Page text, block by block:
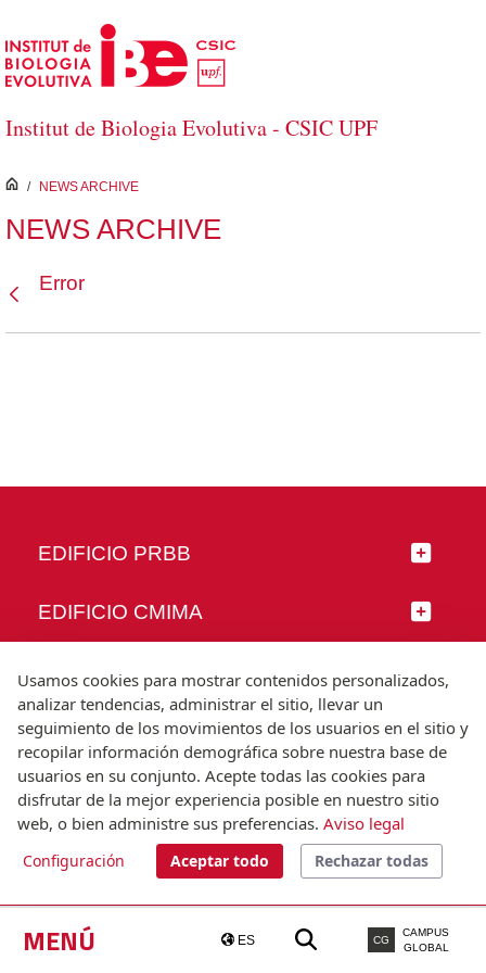
Saltar al contenido principal
Institut de Biologia Evolutiva - CSIC UPF
MENÚ ES CG
CAMPUS
GLOBAL
inici
/ NEWS ARCHIVE
NEWS ARCHIVE
Error
EDIFICIO PRBB
EDIFICIO CMIMA
SÍGUENOS
© Universitat Pompeu Fabra
Barcelona
T.(+34) 93 542 20 00
Usamos cookies para mostrar contenidos personalizados,
analizar tendencias, administrar el sitio, llevar un
seguimiento de los movimientos de los usuarios en el sitio y
recopilar información demográfica sobre nuestra base de
usuarios en su conjunto. Acepte todas las cookies para
disfrutar de la mejor experiencia posible en nuestro sitio
web, o bien administre sus preferencias. Aviso legal
Configuración Aceptar todo Rechazar todas